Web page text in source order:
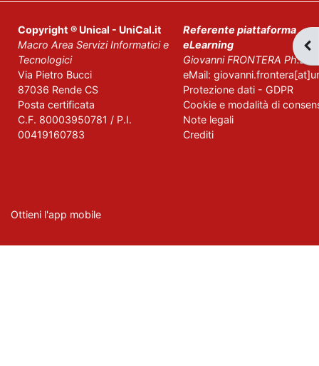
Copyright ® Unical - UniCal.it
Macro Area ServiziInformatici e
Tecnologici
Via Pietro Bucci
87036 Rende CS
Posta certificata
C.F. 80003950781 / P.I.
00419160783
Referente piattaforma
eLearning
Giovanni FRONTERA Ph.D.
eMail:
Protezione dati - GDPR
Cookie e modalità di
Note legali
Crediti
Ottieni l'app mobile